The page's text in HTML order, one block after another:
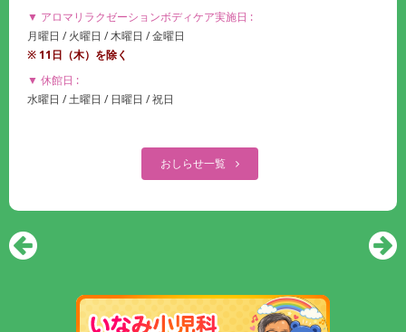
▼ アロマリラクゼーションボディケア実施日 :
月曜日 / 火曜日 / 木曜日 / 金曜日
※ 11日（木）を除く
▼ 休館日 :
水曜日 / 土曜日 / 日曜日 / 祝日
おしらせ一覧